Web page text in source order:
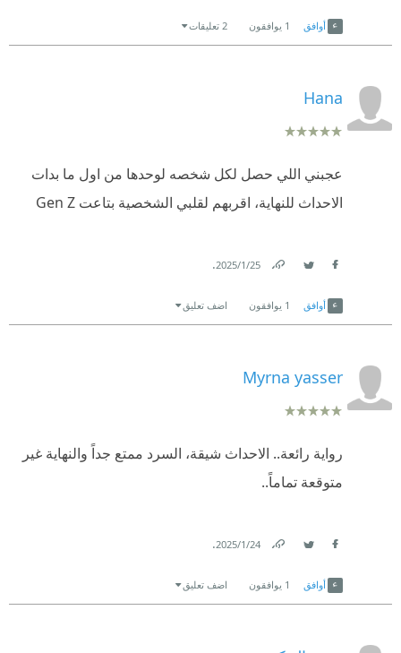
أوافق 1 يوافقون 2 تعليقات
Hana
عجبني اللي حصل لكل شخصه لوحدها من اول ما بدات
الاحداث للنهاية، اقربهم لقلبي الشخصية بتاعت Gen Z
25‏/1‏/2025
.
أوافق 1 يوافقون اضف تعليق
Myrna yasser
رواية رائعة.. الاحداث شيقة، السرد ممتع جداً والنهاية غير
متوقعة تماماً..
24‏/1‏/2025
.
أوافق 1 يوافقون اضف تعليق